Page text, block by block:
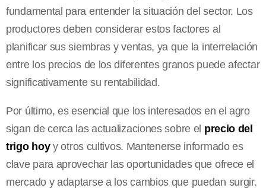
fundamental para entender la situación del sector. Los
productores deben considerar estos factores al
planificar sus siembras y ventas, ya que la interrelación
entre los precios de los diferentes granos puede afectar
significativamente su rentabilidad.
Por último, es esencial que los interesados en el agro
sigan de cerca las actualizaciones sobre el precio del
trigo hoyy otros cultivos. Mantenerse informado es
clave para aprovechar las oportunidades que ofrece el
mercado y adaptarse a los cambios que puedan surgir.